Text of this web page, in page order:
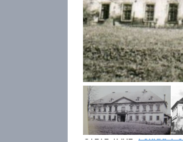
ČTĚTE TAKÉ:Poklad v